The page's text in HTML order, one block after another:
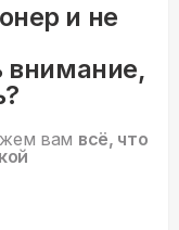
и не
внимание,
вам всё, что